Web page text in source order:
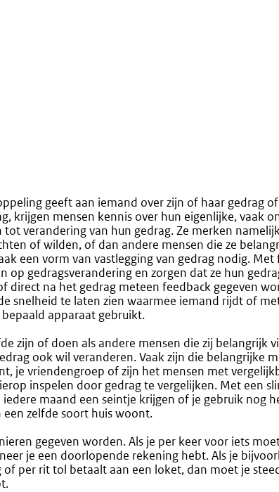
geeft aan iemand over zijn of haar gedrag
krijgen mensen kennis over hun eigenlijke, vaak
verandering van hun gedrag. Ze merken
of wilden, of dan andere mensen die ze
een vorm van vastlegging van gedrag nodig. Met
op gedragsverandering en zorgen dat ze hun
direct na het gedrag meteen feedback gegeven
snelheid te laten zien waarmee iemand rijdt of
apparaat gebruikt.
zijn of doen als andere mensen die zij belangrijk
ook wil veranderen.Vaak zijn die belangrijke
je vriendengroep of zijn het mensen met
inspelen door gedrag te vergelijken. Met een
maand een seintje krijgen of je gebruik nog
zelfde soort huis woont.
gegeven worden. Als je per keer voor iets
je een doorlopende rekening hebt. Als je
per rit tol betaalt aan een loket, dan moet je